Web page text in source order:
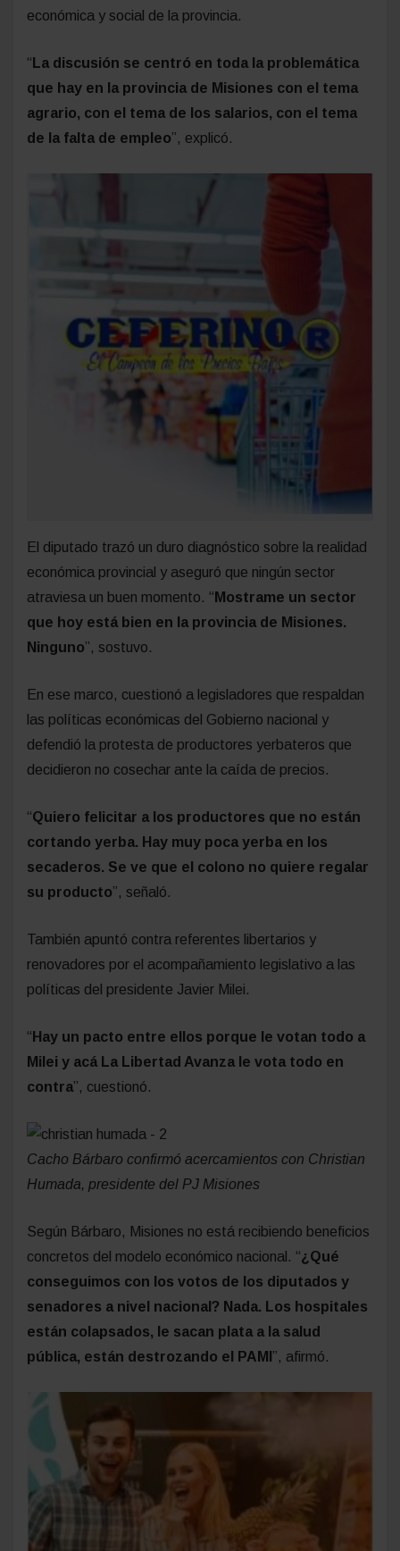
económica y social de la provincia.
“ La discusión se centró en toda la problemática
que hay en la provincia de Misiones con el tema
agrario, con el tema de los salarios, con el tema
de la falta de empleo”, explicó.
El diputado trazó un duro diagnóstico sobre la realidad
económica provincial y aseguró que ningún sector
atraviesa un buen momento. “ Mostrame un sector
que hoy está bien en la provincia de Misiones.
Ninguno”, sostuvo.
En ese marco, cuestionó a legisladores que respaldan
las políticas económicas del Gobierno nacional y
defendió la protesta de productores yerbateros que
decidieron no cosechar ante la caída de precios.
“Quiero felicitar a los productores que no están
cortando yerba. Hay muy poca yerba en los
secaderos. Se ve que el colono no quiere regalar
su producto”, señaló.
También apuntó contra referentes libertarios y
renovadores por el acompañamiento legislativo a las
políticas del presidente Javier Milei.
“ Hay un pacto entre ellos porque le votan todo a
Milei y acá La Libertad Avanza le vota todo en
contra”, cuestionó.
Cacho Bárbaro confirmó acercamientos con Christian
Humada, presidente del PJ Misiones
Según Bárbaro, Misiones no está recibiendo beneficios
concretos del modelo económico nacional. “¿Qué
conseguimos con los votos de los diputados y
senadores a nivel nacional? Nada. Los hospitales
están colapsados, le sacan plata a la salud
pública, están destrozando el PAMI ”, afirmó.